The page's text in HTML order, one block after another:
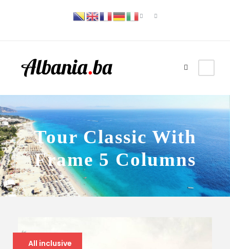
Tour Classic With
Frame 5 Columns
All inclusive